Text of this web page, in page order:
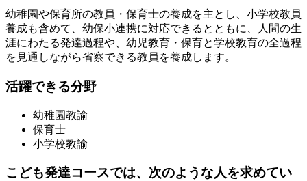
幼稚園や保育所の教員・保育士の養成を主とし、小学校教員
養成も含めて、幼保小連携に対応できるとともに、人間の生
涯にわたる発達過程や、幼児教育・保育と学校教育の全過程
を見通しながら省察できる教員を養成します。
活躍できる分野
幼稚園教諭
保育士
小学校教諭
こども発達コースでは、次のような人を求めてい